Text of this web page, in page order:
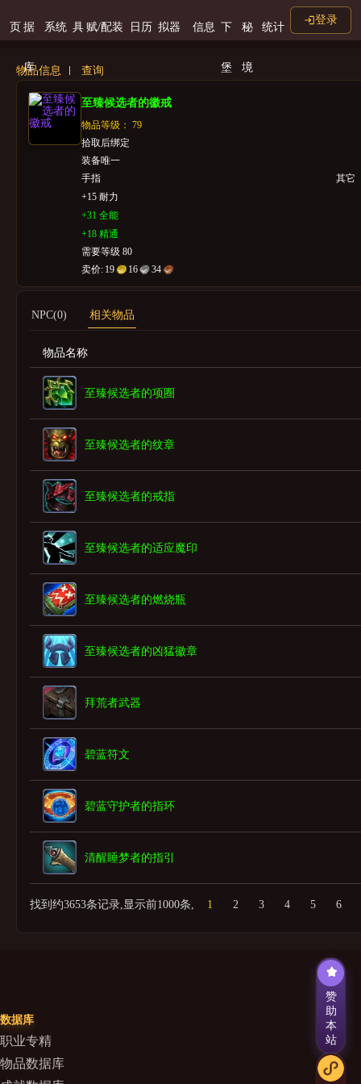
页 据
库
系统 具 赋/配装 日历 拟器 信息 下
堡
秘
境
统计
登录
物品信息 查询
至臻候选者的徽戒
物品等级： 79
拾取后绑定
装备唯一
手指
其它
+15 耐力
+31 全能
+18 精通
需要等级 80
卖价: 19 16 34
NPC(0) 相关物品
物品名称
至臻候选者的项圈
至臻候选者的纹章
至臻候选者的戒指
至臻候选者的适应魔印
至臻候选者的燃烧瓶
至臻候选者的凶猛徽章
拜荒者武器
碧蓝符文
碧蓝守护者的指环
清醒睡梦者的指引
找到约3653条记录,显示前1000条, 1 2 3 4 5 6
数据库
职业专精
物品数据库
赞
助
本
站